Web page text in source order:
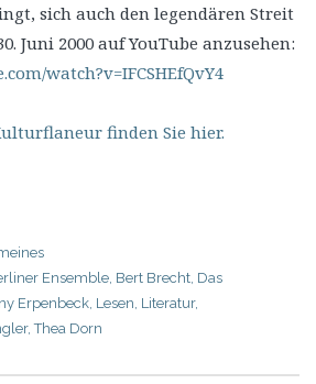
sich auch den legendären Streit
Juni 2000 auf YouTube anzusehen:
watch?v=IFCSHEfQvY4
finden Sie hier.
Ensemble Bert Brecht Das
Erpenbeck Lesen Literatur,
,Thea Dorn